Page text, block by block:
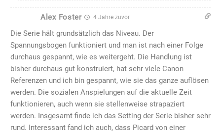
Alex Foster 4 Jahre zuvor
Die Serie hält grundsätzlich das Niveau. Der
Spannungsbogen funktioniert und man ist nach einer Folge
durchaus gespannt, wie es weitergeht. Die Handlung ist
bisher durchaus gut konstruiert, hat sehr viele Canon
Referenzen und ich bin gespannt, wie sie das ganze auflösen
werden. Die sozialen Anspielungen auf die aktuelle Zeit
funktionieren, auch wenn sie stellenweise strapaziert
werden. Insgesamt finde ich das Setting der Serie bisher sehr
rund. Interessant fand ich auch, dass Picard von einer